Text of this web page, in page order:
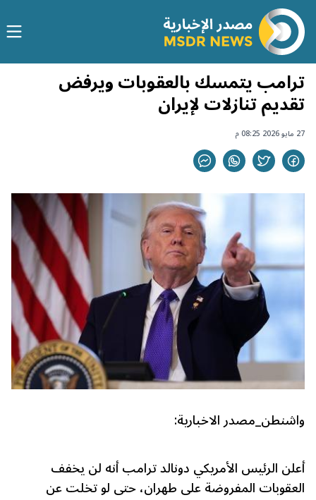
ترامب يتمسك بالعقوبات ويرفض
تقديم تنازلات لإيران
27 مايو 2026 08:25 م
واشنطن_مصدر الاخبارية:
أعلن الرئيس الأمريكي دونالد ترامب أنه لن يخفف
العقوبات المفروضة على طهران، حتى لو تخلت عن